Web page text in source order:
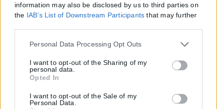
information may also be disclosed by us to third parties on
the IAB’s List of Downstream Participants that may further
Please note that this website/app uses one or more Google
but not limited to your visit or usage behaviour. You may
click to grant or deny consent to Google and its third-party
tags to use your data for below specified purposes in below
Google consent section.
Personal Data Processing Opt Outs
I want to opt-out of the Sharing of my
personal data.
Opted In
I want to opt-out of the Sale of my
Personal Data.